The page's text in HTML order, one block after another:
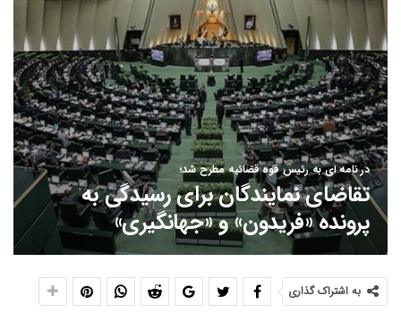
در نامه ای به رئیس قوه قضائیه مطرح شد؛
تقاضای نمایندگان برای رسیدگی به
پرونده «فریدون» و «جهانگیری»
به اشتراک گذاری